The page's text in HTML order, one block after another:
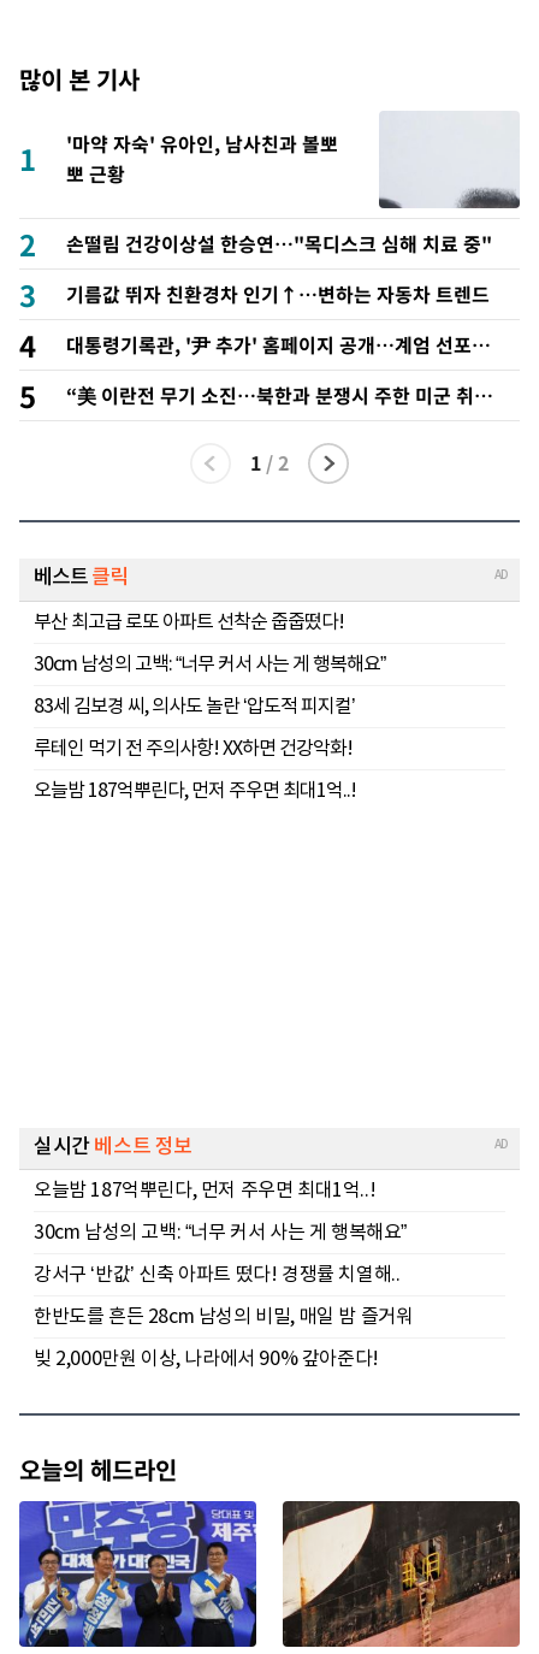
많이 본 기사
1
'마약 자숙' 유아인, 남사친과 볼뽀
뽀 근황
2 손떨림 건강이상설 한승연…"목디스크 심해 치료 중"
3 기름값 뛰자 친환경차 인기↑…변하는 자동차 트렌드
4
대통령기록관, '尹 추가' 홈페이지 공개…계엄 선포문
은 빠져
5
“美 이란전 무기 소진…북한과 분쟁시 주한 미군 취약
해질 수 있어”
1 /2
오늘의 헤드라인